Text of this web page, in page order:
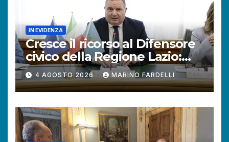
IN EVIDENZA
Cresce il ricorso al Difensore
civico della Regione Lazio:
+121% di istanze rispetto al
2025.
4 AGOSTO 2026 MARINO FARDELLI